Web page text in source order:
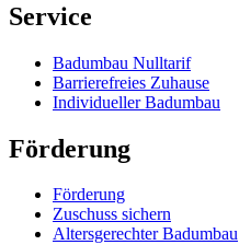
Service
Badumbau Nulltarif
Barrierefreies Zuhause
Individueller Badumbau
Förderung
Förderung
Zuschuss sichern
Altersgerechter Badumbau